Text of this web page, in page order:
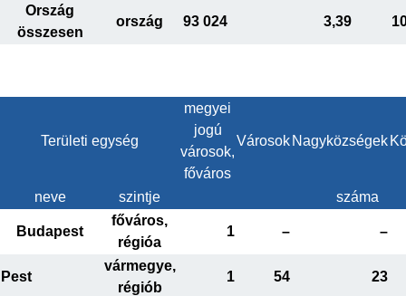
Ország
összesen
ország 93 024 3,39
Területi egység
megyei
jogú
városok,
főváros
Városok Nagyközségek
neve szintje száma
Budapest
főváros,
régióa
1 – –
Pest
vármegye,
régiób
1 54 23